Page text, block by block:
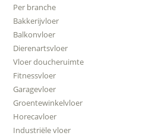
Per branche
Bakkerijvloer
Balkonvloer
Dierenartsvloer
Vloer doucheruimte
Fitnessvloer
Garagevloer
Groentewinkelvloer
Horecavloer
Industriële vloer